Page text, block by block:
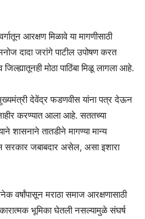
आरक्षण मिळावे या मागणीसाठी
दादा जरांगे पाटील उपोषण करत
मोठा पाठिंबा मिळू लागला आहे.
देवेंद्र फडणवीस यांना पत्र देऊन
जाहीर करण्यात आला आहे. सततच्या
शासनाने तातडीने मागण्या मान्य
सरकार जबाबदार असेल, असा इशारा
वर्षांपासून मराठा समाज आरक्षणासाठी
भूमिका घेतली नसल्यामुळे संघर्ष